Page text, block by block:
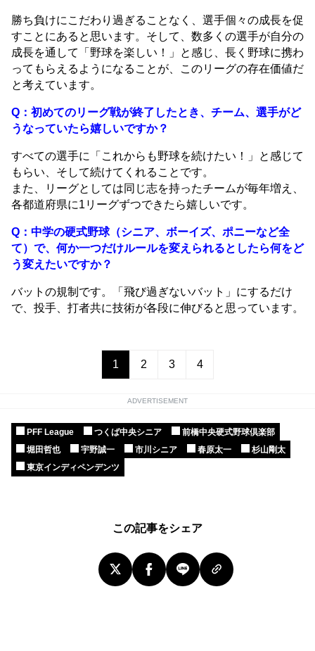
勝ち負けにこだわり過ぎることなく、選手個々の成長を促
すことにあると思います。そして、数多くの選手が自分の
成長を通して「野球を楽しい！」と感じ、長く野球に携わ
ってもらえるようになることが、このリーグの存在価値だ
と考えています。
Q：初めてのリーグ戦が終了したとき、チーム、選手がど
うなっていたら嬉しいですか？
すべての選手に「これからも野球を続けたい！」と感じて
もらい、そして続けてくれることです。
また、リーグとしては同じ志を持ったチームが毎年増え、
各都道府県に1リーグずつできたら嬉しいです。
Q：中学の硬式野球（シニア、ボーイズ、ポニーなど全
て）で、何か一つだけルールを変えられるとしたら何をど
う変えたいですか？
バットの規制です。「飛び過ぎないバット」にするだけ
で、投手、打者共に技術が各段に伸びると思っています。
1 2 3 4
ADVERTISEMENT
PFF League つくば中央シニア
前橋中央硬式野球倶楽部
堀田哲也
宇野誠一 市川シニア 春原太一
杉山剛太
東京インディペンデンツ
この記事をシェア